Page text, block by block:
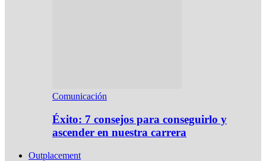
Comunicación
Éxito: 7 consejos para conseguirlo y
ascender en nuestra carrera
Outplacement